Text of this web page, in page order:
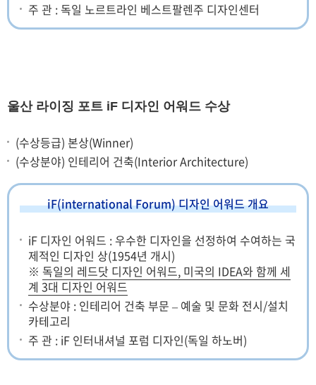
주 관 : 독일 노르트라인 베스트팔렌주 디자인센터
울산 라이징 포트 iF 디자인 어워드 수상
(수상등급) 본상(Winner)
(수상분야) 인테리어 건축(Interior Architecture)
iF(international Forum) 디자인 어워드 개요
iF 디자인 어워드 : 우수한 디자인을 선정하여 수여하는 국
제적인 디자인 상(1954년 개시)
※ 독일의 레드닷 디자인 어워드, 미국의 IDEA와 함께 세
계 3대 디자인 어워드
수상분야 : 인테리어 건축 부문 – 예술 및 문화 전시/설치
카테고리
주 관 : iF 인터내셔널 포럼 디자인(독일 하노버)